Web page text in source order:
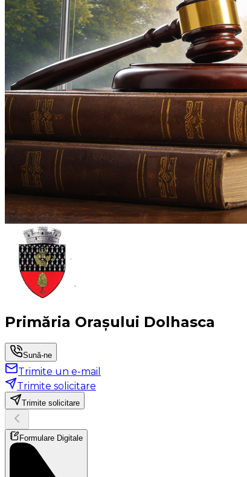
Primăria Orașului Dolhasca
Sună-ne
Trimite un e-mail
Trimite solicitare
Trimite solicitare
Formulare Digitale